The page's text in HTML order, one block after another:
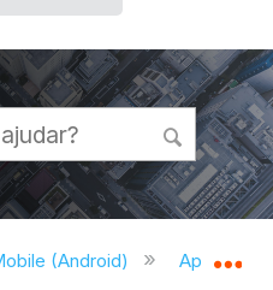
hierarquia
(Android) Aplicativo